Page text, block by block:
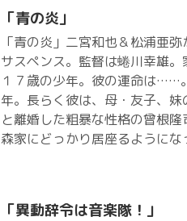
「青の炎」
「青の炎」二宮和也＆松浦亜
サスペンス。監督は蜷川幸雄
１７歳の少年。彼の運命は……
年。長らく彼は、母・友子、
と離婚した粗暴な性格の曾根
森家にどっかり居座るように
「異動辞令は音楽隊！」